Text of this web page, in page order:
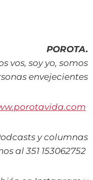
POROTA.
vos, soy yo, somos
envejecientes
y columnas
al 351 153062752